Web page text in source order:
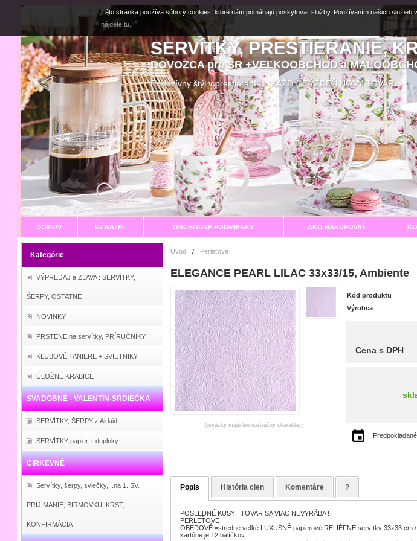
SERVÍTKY, PRESTIERANIE,
DOVOZCA pre SR +VEĽKOOBCHOD a
Exkluzívny štýl v prestieraní KAŽDÝ TÝŽDEŇ NOVÝ TOVAR
DOMOV UŽÍVATEĽ OBCHODNÉ PODMIENKY AKO NAKUPOVAŤ
Kategórie
VÝPREDAJ a ZĽAVA : SERVÍTKY,
ŠERPY, OSTATNÉ
NOVINKY
PRSTENE na servítky, PRÍRUČNÍKY
KLUBOVÉ TANIERE + SVIETNIKY
ÚLOŽNÉ KRABICE
SVADOBNÉ - VALENTÍN-SRDIEČKA
SERVÍTKY, ŠERPY z Airlaid
SERVÍTKY papier + doplnky
CIRKEVNÉ
Servítky, šerpy, sviečky,...na 1. SV.
PRIJÍMANIE, BIRMOVKU, KRST,
KONFIRMÁCIA
Úvod / Perleťové
ELEGANCE PEARL LILAC 33x33/15, Ambiente
(obrázky majú len ilustračný charakter)
Kód produktu
Výrobca
Cena s DPH
Popis História cien Komentáre ?
POSLEDNÉ KUSY ! TOVAR SA VIAC NEVYRÁBA !
PERLEŤOVÉ !
OBEDOVÉ =stredne veľké LUXUSNÉ papierové RELIÉFNE servítky 33x33
kartóne je 12 balíčkov.
Táto stránka používa súbory cookies, ktoré nám pomáhajú poskytovať služby. Používaním našich služieb
nájdete tu.